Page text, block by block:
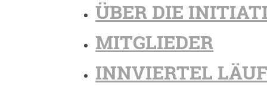
ÜBER DIE
MITGLIEDER
INNVIERTEL